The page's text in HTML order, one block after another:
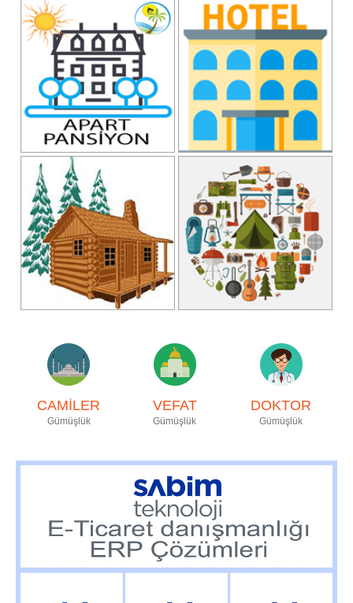
CAMİLER
Gümüşlük
VEFAT
Gümüşlük
DOKTOR
Gümüşlük